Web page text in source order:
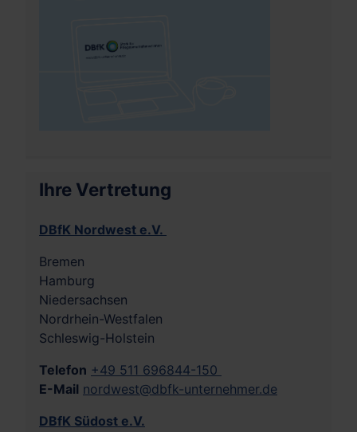
Ihre Vertretung
DBfK Nordwest e.V.
Bremen
Hamburg
Niedersachsen
Nordrhein-Westfalen
Schleswig-Holstein
Telefon +49 511 696844-150
E-Mail nordwest@dbfk-unternehmer.de
DBfK Südost e.V.